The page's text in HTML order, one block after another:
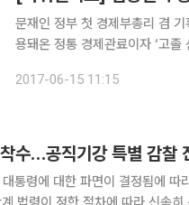
문재인 정부 첫 경제부총리 겸
용돼온 정통 경제관료이자 ‘고
문에 “문재인 대통령과 일면식도
2017-06-15 11:15
수…공직기강 특별 감찰
통령에 대한 파면이 결정됨에